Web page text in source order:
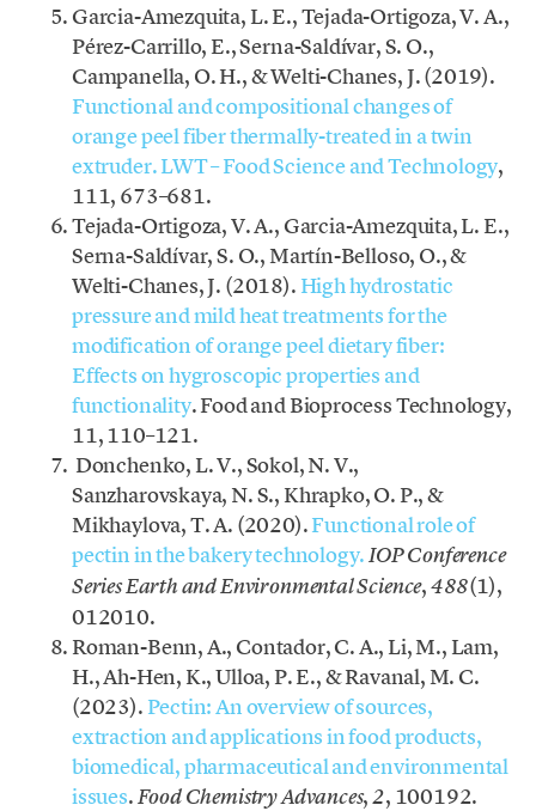
Garcia-Amezquita, L. E., Tejada-Ortigoza, V. A.,
Pérez-Carrillo, E., Serna-Saldívar, S. O.,
Campanella, O. H., & Welti-Chanes, J. (2019).
Functional and compositional changes of
orange peel fiber thermally-treated in a twin
extruder. LWT – Food Science and Technology,
111, 673–681.
Tejada-Ortigoza, V. A., Garcia-Amezquita, L. E.,
Serna-Saldívar, S. O., Martín-Belloso, O., &
Welti-Chanes, J. (2018). High hydrostatic
pressure and mild heat treatments for the
modification of orange peel dietary fiber:
Effects on hygroscopic properties and
functionality. Food and Bioprocess Technology,
11, 110–121.
Donchenko, L. V., Sokol, N. V.,
Sanzharovskaya, N. S., Khrapko, O. P., &
Mikhaylova, T. A. (2020).Functional role of
pectin in the bakery technology.IOP Conference
Series Earth and Environmental Science,488(1),
012010.
Roman-Benn, A., Contador, C. A., Li, M., Lam,
H., Ah-Hen, K., Ulloa, P. E., & Ravanal, M. C.
(2023). Pectin: An overview of sources,
extraction and applications in food products,
biomedical, pharmaceutical and environmental
issues.Food Chemistry Advances,2, 100192.